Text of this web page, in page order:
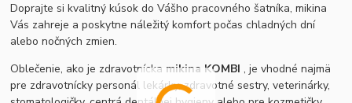
Doprajte si kvalitný kúsok do Vášho pracovného šatníka, mikina
Vás zahreje a poskytne náležitý komfort počas chladných dní
alebo nočných zmien.
Oblečenie, ako je zdravotnícka mikina KOMBI , je vhodné najmä
pre zdravotnícky personál lekárky, zdravotné sestry, veterinárky,